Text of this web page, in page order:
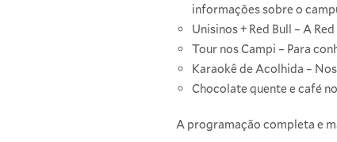
informações sobre o
Unisinos + Red Bull – A
Tour nos Campi – Para
Karaokê de Acolhida –
Chocolate quente e café
A programação completa e